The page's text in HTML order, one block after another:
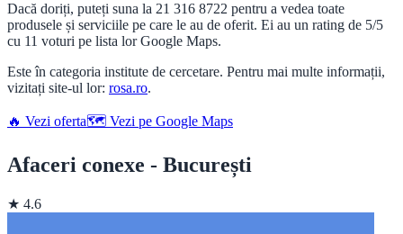
Dacă doriți, puteți suna la 21 316 8722 pentru a vedea toate
produsele și serviciile pe care le au de oferit. Ei au un rating de 5/5
cu 11 voturi pe lista lor Google Maps.
Este în categoria institute de cercetare. Pentru mai multe informații,
vizitați site-ul lor: rosa.ro.
🔥 Vezi oferta🗺️ Vezi pe Google Maps
Afaceri conexe - București
★ 4.6